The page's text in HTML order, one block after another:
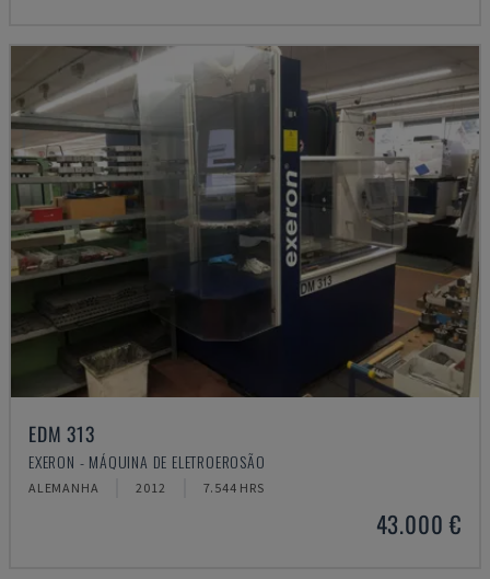
EDM 313
EXERON - MÁQUINA DE ELETROEROSÃO
ALEMANHA 2012 7.544 HRS
43.000 €